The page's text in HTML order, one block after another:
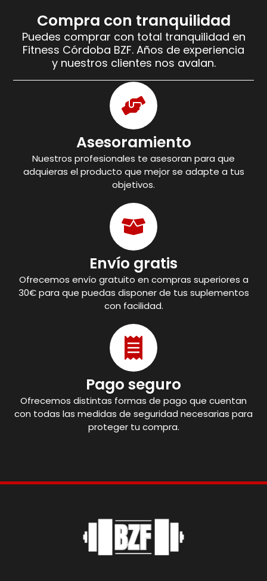
Compra con tranquilidad
Puedes comprar con total tranquilidad en
Fitness Córdoba BZF. Años de experiencia
y nuestros clientes nos avalan.
Asesoramiento
Nuestros profesionales te asesoran para que
adquieras el producto que mejor se adapte a tus
objetivos.
Envío gratis
Ofrecemos envío gratuito en compras superiores a
30€ para que puedas disponer de tus suplementos
con facilidad.
Pago seguro
Ofrecemos distintas formas de pago que cuentan
con todas las medidas de seguridad necesarias para
proteger tu compra.